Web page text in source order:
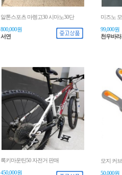
알톤스포츠 마렝고30 시마노30단
800,000원
서연
미즈노
99,000원
천우바라
록키마운틴50 자전거 판매
450,000원
모지 커
50,000원